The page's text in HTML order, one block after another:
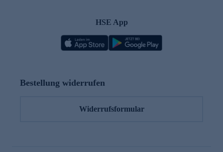
HSE App
Bestellung widerrufen
Widerrufsformular